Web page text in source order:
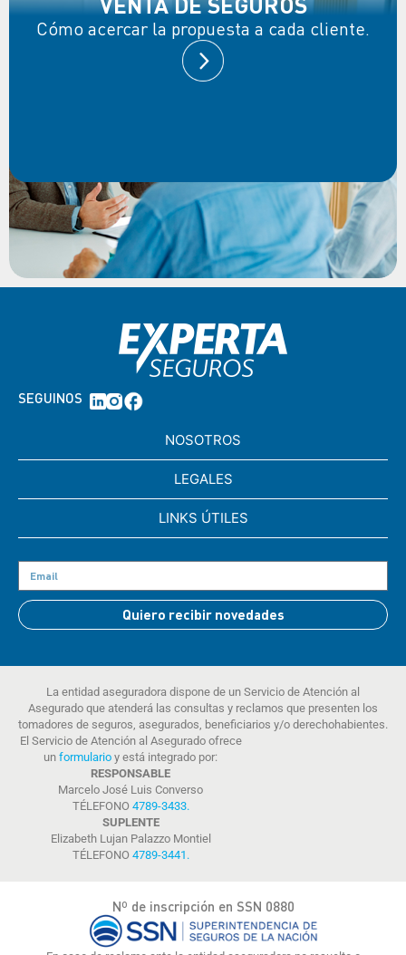
Cómo acercar la propuesta a cada cliente.
SEGUINOS
NOSOTROS
LEGALES
LINKS ÚTILES
Quiero recibir novedades
La entidad aseguradora dispone de un Servicio de Atención al
Asegurado que atenderá las consultas y reclamos que presenten los
tomadores de seguros, asegurados, beneficiarios y/o derechohabientes.
El Servicio de Atención al Asegurado ofrece
un formulario y está integrado por:
RESPONSABLE
Marcelo José Luis Converso
TÉLEFONO 4789-3433.
SUPLENTE
Elizabeth Lujan Palazzo Montiel
TÉLEFONO 4789-3441 .
Nº de inscripción en SSN 0880